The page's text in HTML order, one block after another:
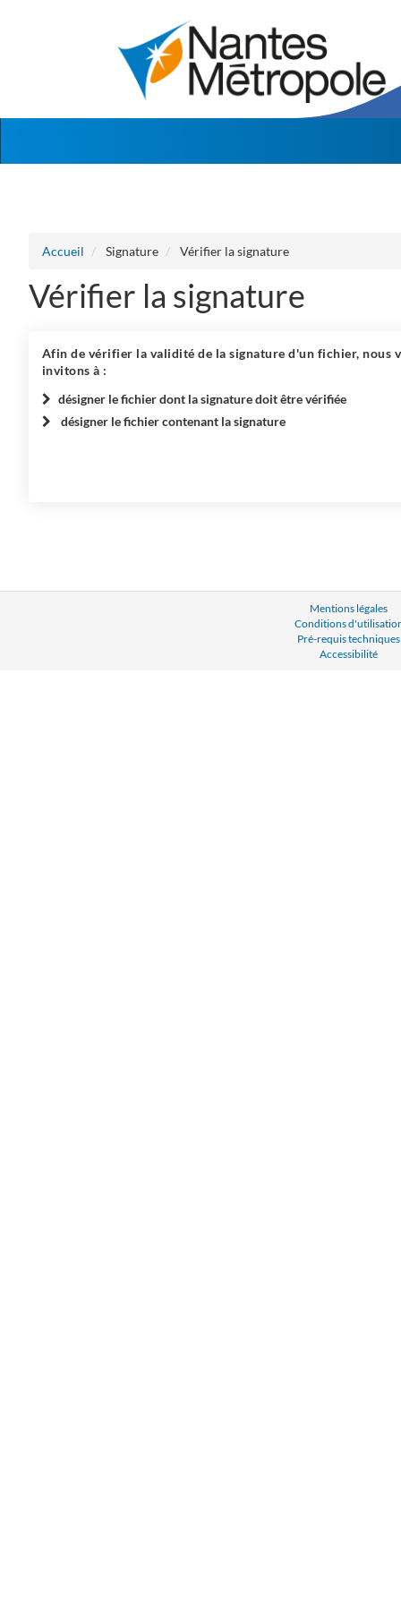
Accueil Signature Vérifier la signature
Vérifier la signature
Afin de vérifier la validité de la signature d'un fichier, nous
invitons à :
désigner le fichier dont la signature doit être vérifiée
désigner le fichier contenant la signature
Mentions légales
Conditions
Pré-requis techniques
Accessibilité